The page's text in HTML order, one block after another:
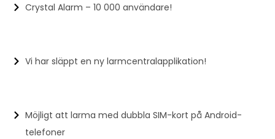
Crystal Alarm – 10 000 användare!
Vi har släppt en ny larmcentralapplikation!
Möjligt att larma med dubbla SIM-kort på Android-
telefoner